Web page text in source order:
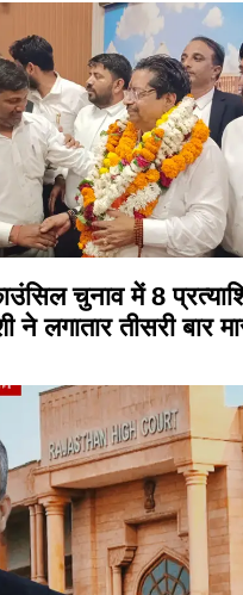
चुनाव में 8
लगातार तीसरी बार